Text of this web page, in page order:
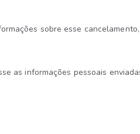
sobre esse
as informações pessoais